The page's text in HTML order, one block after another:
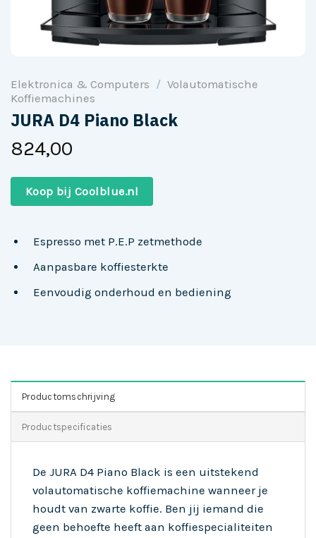
Elektronica & Computers / Volautomatische
Koffiemachines
JURA D4 Piano Black
824,00
Koop bij Coolblue.nl
Espresso met P.E.P zetmethode
Aanpasbare koffiesterkte
Eenvoudig onderhoud en bediening
Productomschrijving
Productspecificaties
De JURA D4 Piano Black is een uitstekend
volautomatische koffiemachine wanneer je
houdt van zwarte koffie. Ben jij iemand die
geen behoefte heeft aan koffiespecialiteiten